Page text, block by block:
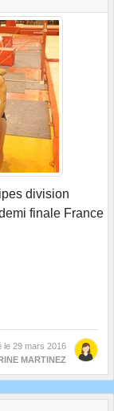
division
finale France
le 29 mars 2016
MARTINEZ